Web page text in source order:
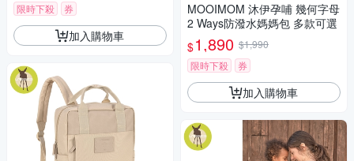
限時下殺
券
加入購物車
MOOIMOM 沐伊孕哺 幾何字母
2 Ways防潑水媽媽包 多款可選
$1,890 $1,990
限時下殺
券
加入購物車